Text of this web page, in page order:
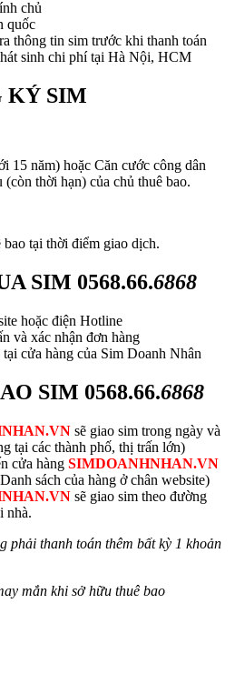
chủ
quốc
thông tin sim trước khi thanh toán
sinh chi phí tại Hà Nội, HCM
KÝ SIM
năm) hoặc Căn cước công dân
thời hạn) của chủ thuê bao.
tại thời điểm giao dịch.
SIM 0568.66.6868
hoặc điện Hotline
và xác nhận đơn hàng
cửa hàng của Sim Doanh Nhân
SIM 0568.66.6868
sẽ giao sim trong ngày và
tại các thành phố, thị trấn lớn)
cửa hàng SIMDOANHNHAN.VN
sách của hàng ở chân website)
sẽ giao sim theo đường
nhà.
phải thanh toán thêm bất kỳ 1 khoản
mắn khi sở hữu thuê bao